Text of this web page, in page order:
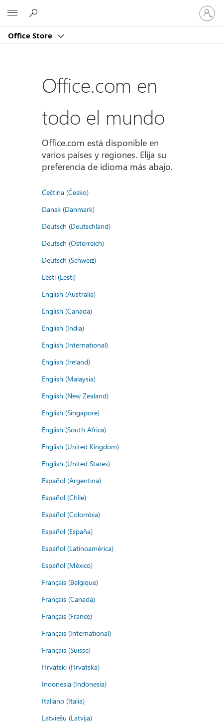
Office Store
Iniciar
sesión
en
cuenta
Office.com en
todo el mundo
Office.com está disponible en
varios países y regiones. Elija su
preferencia de idioma más abajo.
Čeština (Česko)
Dansk (Danmark)
Deutsch (Deutschland)
Deutsch (Österreich)
Deutsch (Schweiz)
Eesti (Eesti)
English (Australia)
English (Canada)
English (India)
English (International)
English (Ireland)
English (Malaysia)
English (New Zealand)
English (Singapore)
English (South Africa)
English (United Kingdom)
English (United States)
Español (Argentina)
Español (Chile)
Español (Colombia)
Español (España)
Español (Latinoamérica)
Español (México)
Français (Belgique)
Français (Canada)
Français (France)
Français (International)
Français (Suisse)
Hrvatski (Hrvatska)
Indonesia (Indonesia)
Italiano (Italia)
Latviešu (Latvija)